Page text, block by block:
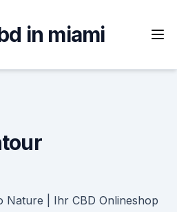
in miami
Nature | Ihr CBD Onlineshop